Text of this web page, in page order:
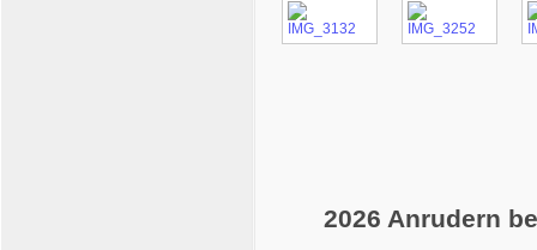
2026 Anrudern